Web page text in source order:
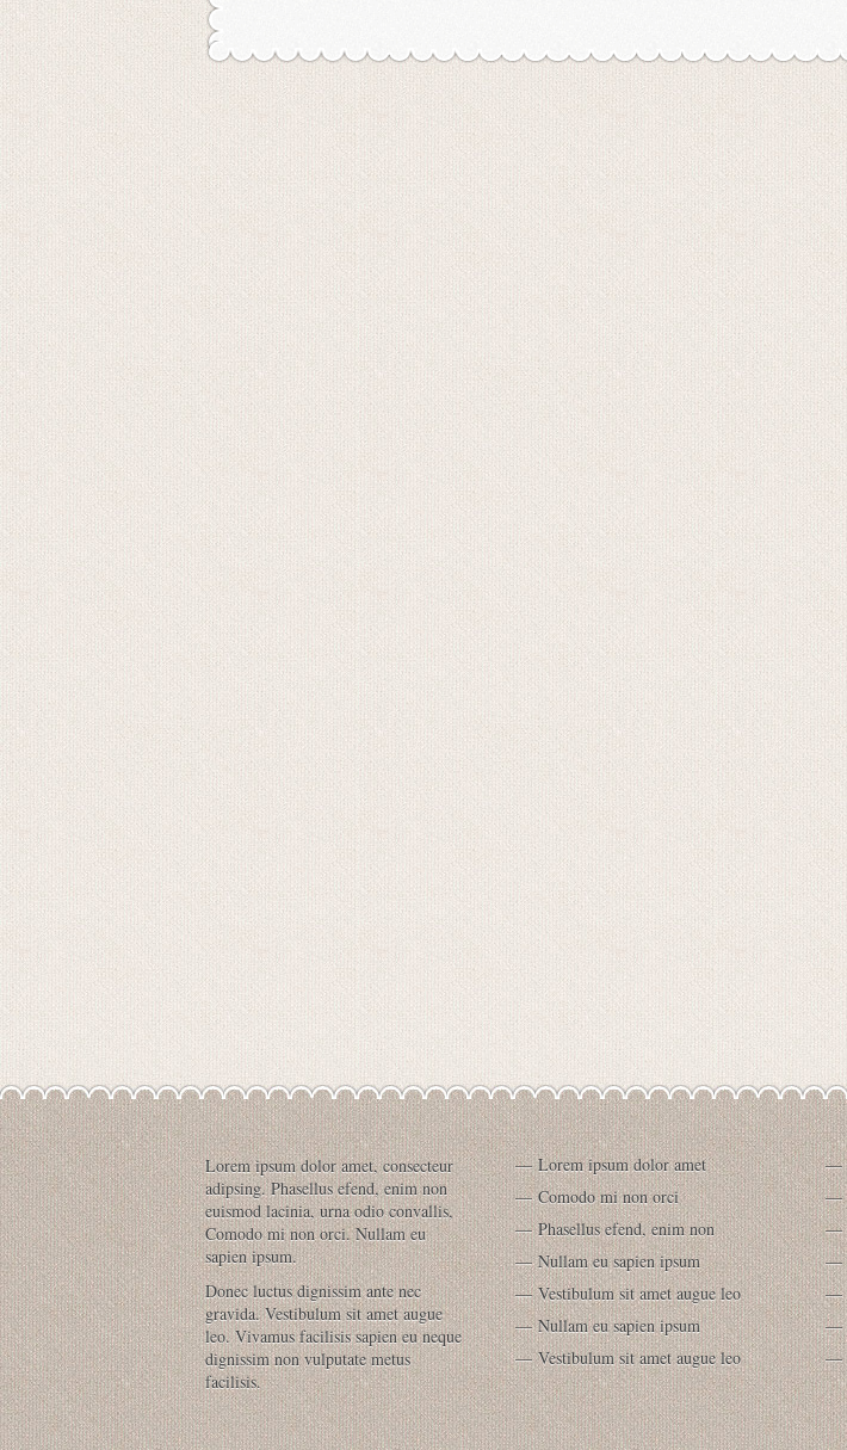
Lorem ipsum dolor amet, consecteur
adipsing. Phasellus efend, enim non
euismod lacinia, urna odio convallis,
Comodo mi non orci. Nullam eu
sapien ipsum.
Donec luctus dignissim ante nec
gravida. Vestibulum sit amet augue
leo. Vivamus facilisis sapien eu neque
dignissim non vulputate metus
facilisis.
Lorem ipsum dolor amet
Comodo mi non orci
Phasellus efend, enim non
Nullam eu sapien ipsum
Vestibulum sit amet augue leo
Nullam eu sapien ipsum
Vestibulum sit amet augue leo